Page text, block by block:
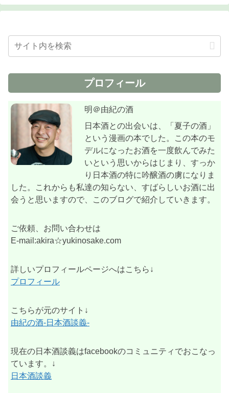
プロフィール
明＠由紀の酒
日本酒との出会いは、「夏子の酒」
という漫画の本でした。この本のモ
デルになったお酒を一度飲んでみた
いという思いからはじまり、すっか
り日本酒の特に吟醸酒の虜になりま
した。これからも私達の知らない、すばらしいお酒に出
会うと思いますので、このブログで紹介していきます。
ご依頼、お問い合わせは
E-mail:akira☆yukinosake.com
詳しいプロフィールページへはこちら↓
プロフィール
こちらが元のサイト↓
由紀の酒-日本酒談義-
現在の日本酒談義はfacebookのコミュニティでおこなっ
ています。↓
日本酒談義